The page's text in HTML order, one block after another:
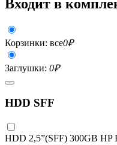
Входит в
Корзинки: все0₽
Заглушки: 0₽
HDD SFF
HDD 2,5”(SFF) 300GB HP